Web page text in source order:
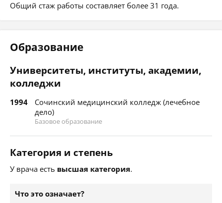
Общий стаж работы составляет более 31 года.
Образование
Университеты, институты, академии,
колледжи
1994
Сочинский медицинский колледж (лечебное
дело)
Базовое образование
Категория и степень
У врача есть высшая категория.
Что это означает?